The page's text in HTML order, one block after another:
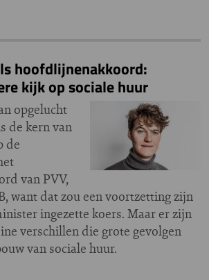
hoofdlijnenakkoord:
kijk op sociale huur
opgelucht
de kern van
de
van PVV,
want dat zou een voortzetting zijn
ingezette koers. Maar er zijn
verschillen die grote gevolgen
van sociale huur.